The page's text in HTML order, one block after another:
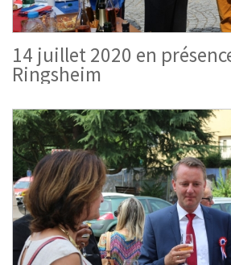
14 juillet 2020 en
Ringsheim